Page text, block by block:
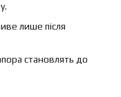
лише після
становлять до